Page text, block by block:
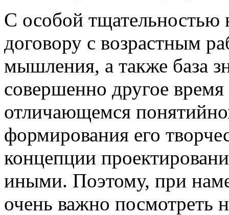
С особой тщательностью
договору с возрастным
мышления, а также база
совершенно другое
отличающемся
формирования его
концепции
иными. Поэтому, при
очень важно посмотреть